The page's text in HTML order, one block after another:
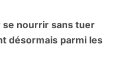
nourrir sans tuer
désormais parmi les